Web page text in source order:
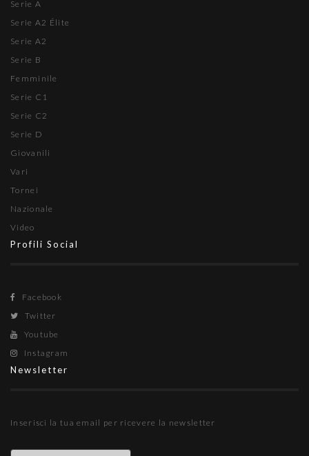
Serie A
Serie A2 Élite
Serie A2
Serie B
Femminile
Serie C1
Serie C2
Serie D
Giovanili
Vari
Tornei
Nazionale
Video
Profili Social
Facebook
Twitter
Youtube
Instagram
Newsletter
Inserisci la tua email per ricevere la newsletter